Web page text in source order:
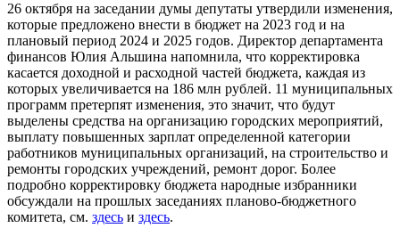
26 октября на заседании думы депутаты утвердили изменения,
которые предложено внести в бюджет на 2023 год и на
плановый период 2024 и 2025 годов. Директор департамента
финансов Юлия Альшина напомнила, что корректировка
касается доходной и расходной частей бюджета, каждая из
которых увеличивается на 186 млн рублей. 11 муниципальных
программ претерпят изменения, это значит, что будут
выделены средства на организацию городских мероприятий,
выплату повышенных зарплат определенной категории
работников муниципальных организаций, на строительство и
ремонты городских учреждений, ремонт дорог. Более
подробно корректировку бюджета народные избранники
обсуждали на прошлых заседаниях планово-бюджетного
комитета, см. здесь и здесь.